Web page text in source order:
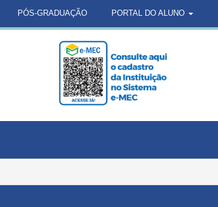
PÓS-GRADUAÇÃO PORTAL DO ALUNO